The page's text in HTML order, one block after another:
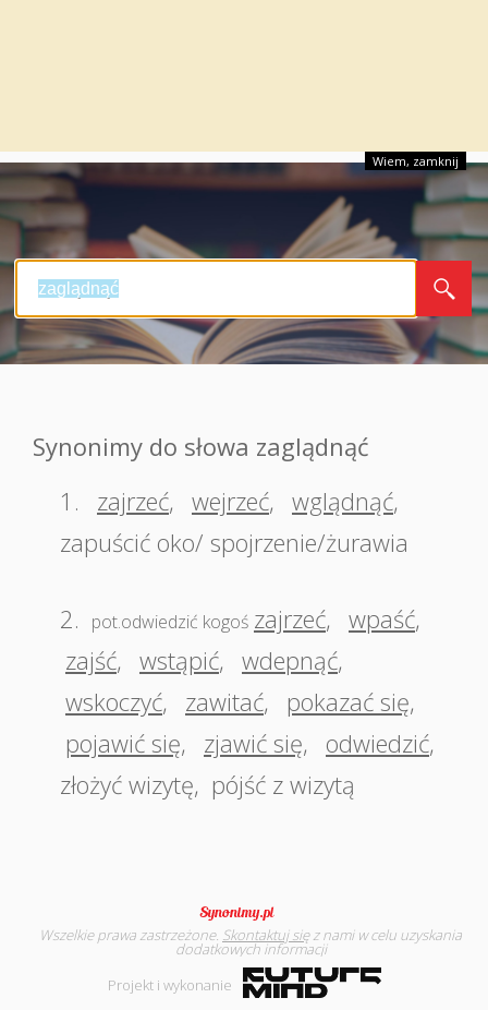
Wiem, zamknij
Synonimy do słowa zaglądnąć
1.
zajrzeć, wejrzeć, wglądnąć,
zapuścić oko/ spojrzenie/żurawia
2. pot.odwiedzić kogoś zajrzeć, wpaść,
zajść, wstąpić, wdepnąć,
wskoczyć, zawitać, pokazać się,
pojawić się, zjawić się, odwiedzić,
złożyć wizytę, pójść z wizytą
Wszelkie prawa zastrzeżone. Skontaktuj sięz nami w celu uzyskania
dodatkowych informacji
Projekt i wykonanie